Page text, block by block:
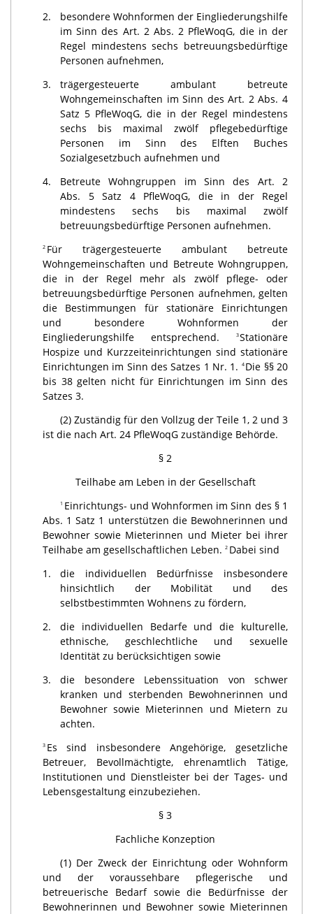
2.
besondere Wohnformen der Eingliederungshilfe
im Sinn des Art. 2 Abs. 2 PfleWoqG, die in der
Regel mindestens sechs betreuungsbedürftige
Personen aufnehmen,
3.
trägergesteuerte ambulant betreute
Wohngemeinschaften im Sinn des Art. 2 Abs. 4
Satz 5 PfleWoqG, die in der Regel mindestens
sechs bis maximal zwölf pflegebedürftige
Personen im Sinn des Elften Buches
Sozialgesetzbuch aufnehmen und
4.
Betreute Wohngruppen im Sinn des Art. 2
Abs. 5 Satz 4 PfleWoqG, die in der Regel
mindestens sechs bis maximal zwölf
betreuungsbedürftige Personen aufnehmen.
2 Für trägergesteuerte ambulant betreute
Wohngemeinschaften und Betreute Wohngruppen,
die in der Regel mehr als zwölf pflege- oder
betreuungsbedürftige Personen aufnehmen, gelten
die Bestimmungen für stationäre Einrichtungen
und besondere Wohnformen der
Eingliederungshilfe entsprechend.
3Stationäre
Hospize und Kurzzeiteinrichtungen sind stationäre
Einrichtungen im Sinn des Satzes 1 Nr. 1.
4 Die §§ 20
bis 38 gelten nicht für Einrichtungen im Sinn des
Satzes 3.
(2) Zuständig für den Vollzug der Teile 1, 2 und 3
ist die nach Art. 24 PfleWoqG zuständige Behörde.
§ 2
Teilhabe am Leben in der Gesellschaft
1 Einrichtungs- und Wohnformen im Sinn des § 1
Abs. 1 Satz 1 unterstützen die Bewohnerinnen und
Bewohner sowie Mieterinnen und Mieter bei ihrer
Teilhabe am gesellschaftlichen Leben. 2 Dabei sind
1.
die individuellen Bedürfnisse insbesondere
hinsichtlich der Mobilität und des
selbstbestimmten Wohnens zu fördern,
2.
die individuellen Bedarfe und die kulturelle,
ethnische, geschlechtliche und sexuelle
Identität zu berücksichtigen sowie
3.
die besondere Lebenssituation von schwer
kranken und sterbenden Bewohnerinnen und
Bewohner sowie Mieterinnen und Mietern zu
achten.
3 Es sind insbesondere Angehörige, gesetzliche
Betreuer, Bevollmächtigte, ehrenamtlich Tätige,
Institutionen und Dienstleister bei der Tages- und
Lebensgestaltung einzubeziehen.
§ 3
Fachliche Konzeption
(1) Der Zweck der Einrichtung oder Wohnform
und der voraussehbare pflegerische und
betreuerische Bedarf sowie die Bedürfnisse der
Bewohne­rinnen und Bewohner sowie Mieterinnen